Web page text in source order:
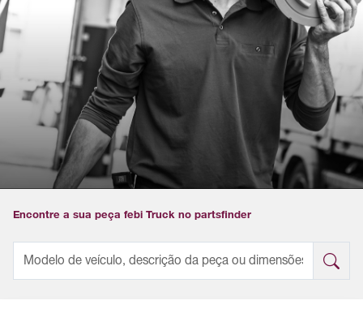
Encontre a sua peça febi Truck no partsfinder